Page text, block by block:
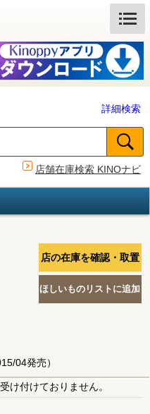
詳細検索
店舗在庫検索 KINOナビ
04発売）
け付けておりません。